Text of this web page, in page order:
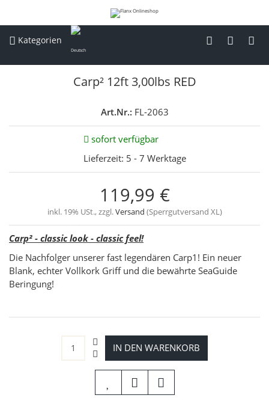
Kategorien
Carp² 12ft 3,00lbs RED
Art.Nr.: FL-2063
sofort verfügbar
Lieferzeit: 5 - 7 Werktage
119,99 €
inkl. 19% USt., zzgl.Versand (Sperrgutversand XL)
Carp² - classic look - classic feel!
Die Nachfolger unserer fast legendären Carp1! Ein neuer
Blank, echter Vollkork Griff und die bewährte SeaGuide
Beringung!
IN DEN WARENKORB